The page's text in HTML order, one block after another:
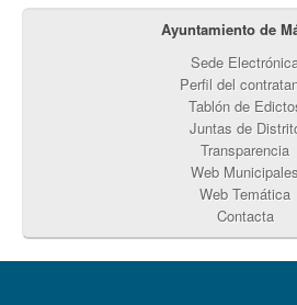
Ayuntamiento de
Sede
Perfil del
Tablón de
Juntas de
Transparencia
Web Municipales
Web Temática
Contacta